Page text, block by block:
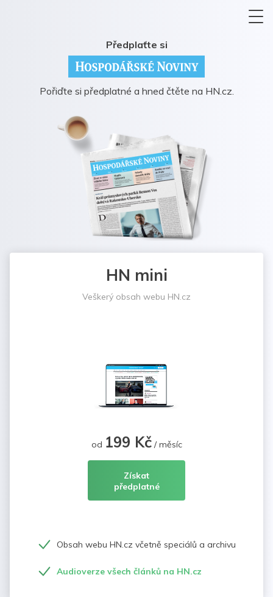
Předplaťte si
Pořiďte si předplatné a hned čtěte na HN.cz.
HN mini
Veškerý obsah webu HN.cz
od 199 Kč/ měsíc
Získat
předplatné
Obsah webu HN.cz včetně speciálů a archivu
Audioverze všech článků na HN.cz